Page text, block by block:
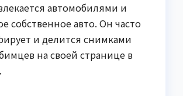
автомобилями и
собственное авто. Он часто
и делится снимками
на своей странице в